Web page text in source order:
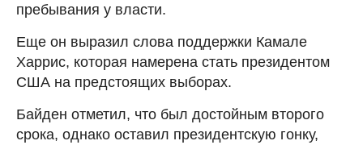
пребывания у власти.
Еще он выразил слова поддержки Камале
Харрис, которая намерена стать президентом
США на предстоящих выборах.
Байден отметил, что был достойным второго
срока, однако оставил президентскую гонку,